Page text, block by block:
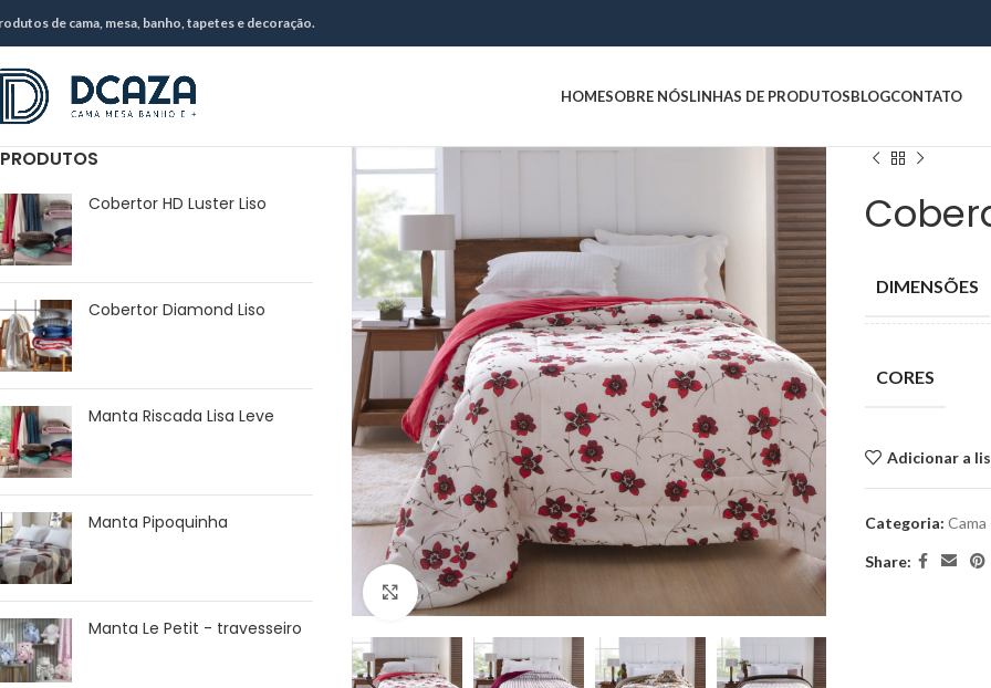
de cama, mesa, banho, tapetes e decoração.
HOMESOBRE NÓSLINHAS DE PRODUTOSBLOGCONTATO
PRODUTOS
Cobertor HD Luster Liso
Cobertor Diamond Liso
Manta Riscada Lisa Leve
Manta Pipoquinha
Manta Le Petit - travesseiro
Ampliar
DIMENSÕES
CORES
Adicionar a
Categoria: Cama
Share: